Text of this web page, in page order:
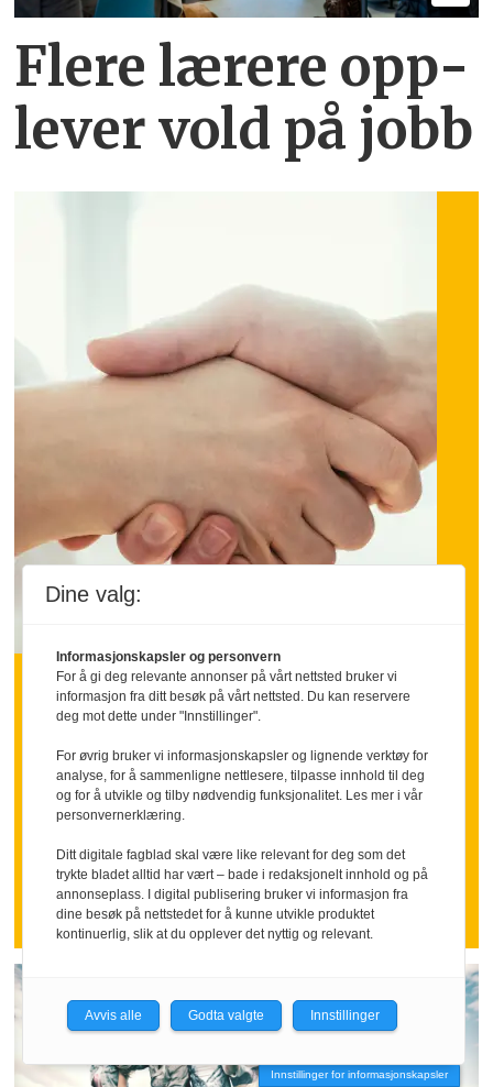
Flere lærere opp­
lever vold på jobb
INNLEGG:
Hva om vi sa takk litt
oftere
Mange ansatte går inn i ferien med
følelsen av å ha stått i høyt tempo over
tid.
Nettopp da kan en tydelig takk bety
mer enn mange ledere tror.
Innstillinger for informasjonskapsler
Dine valg:
Informasjonskapsler og personvern
For å gi deg relevante annonser på vårt nettsted bruker vi
informasjon fra ditt besøk på vårt nettsted. Du kan reservere
deg mot dette under "Innstillinger".
For øvrig bruker vi informasjonskapsler og lignende verktøy for
analyse, for å sammenligne nettlesere, tilpasse innhold til deg
og for å utvikle og tilby nødvendig funksjonalitet. Les mer i vår
personvernerklæring.
Ditt digitale fagblad skal være like relevant for deg som det
trykte bladet alltid har vært – bade i redaksjonelt innhold og på
annonseplass. I digital publisering bruker vi informasjon fra
dine besøk på nettstedet for å kunne utvikle produktet
kontinuerlig, slik at du opplever det nyttig og relevant.
Avvis alle Godta valgte Innstillinger